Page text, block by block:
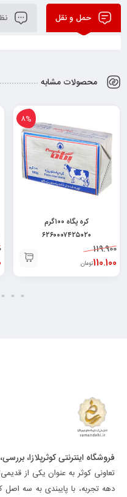
حمل و نقل
محصولات مشابه
8%
کره پگاه ۱۰۰گرم
۶۲۶۰۰۰۷۴۲۵۰۲۰
119.900
110.100تومان
فروشگاه اینترنتی کوثرپلازا،
تعاونی کوثر به عنوان یکی از
دهه تجربه، با پایبندی به سه